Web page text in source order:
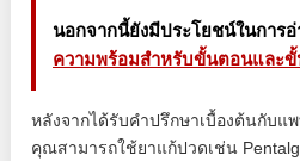
นอกจากนี้ยังมีประโยชน์ในการอ่
ความพร้อมสำหรับขั้นตอนและ
หลังจากได้รับคำปรึกษาเบื้องต้นกับแ
คุณสามารถใช้ยาแก้ปวดเช่น